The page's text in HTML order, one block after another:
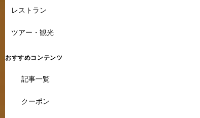
レストラン
ツアー・観光
おすすめコンテンツ
記事一覧
クーポン